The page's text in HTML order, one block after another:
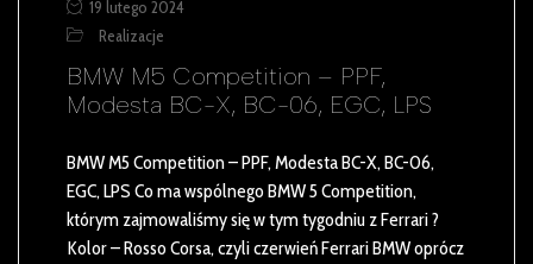
19 lutego 2024
Realizacje
BMW M5 Competition – PPF,
Modesta BC-X, BC-06, EGC, LPS
BMW M5 Competition – PPF, Modesta BC-X, BC-06,
EGC, LPS Co ma wspólnego BMW 5 Competition,
którym zajmowaliśmy się w tym tygodniu z Ferrari ?
Kolor – Rosso Corsa, czyli czerwień Ferrari BMW oprócz